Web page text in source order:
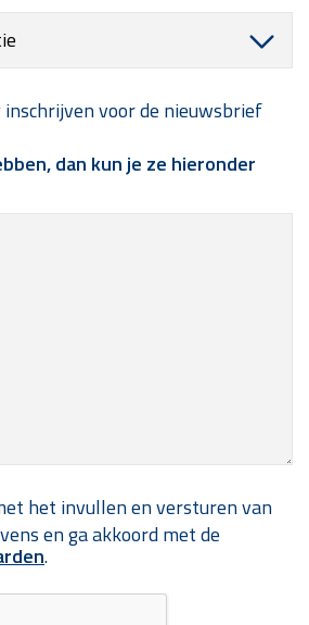
voor de nieuwsbrief
dan kun je ze hieronder
het invullen en versturen van
en ga akkoord met de
.